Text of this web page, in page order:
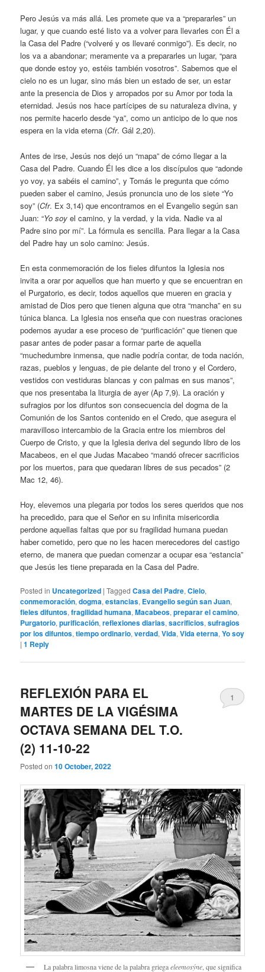
Pero Jesús va más allá. Les promete que va a “prepararles” un
lugar, y que cuando esté listo va a volver para llevarles con Él a
la Casa del Padre (“volveré y os llevaré conmigo”). Es decir, no
los va a abandonar; meramente va a prepararles un lugar, “para
que donde estoy yo, estéis también vosotros”. Sabemos que el
cielo no es un lugar, sino más bien un estado de ser, un estar
ante la presencia de Dios y arropados por su Amor por toda la
eternidad. Jesús nos hace partícipes de su naturaleza divina, y
nos permite hacerlo desde “ya”, como un anticipo de lo que nos
espera en la vida eterna (Cfr. Gál 2,20).
Antes de irse, Jesús nos dejó un “mapa” de cómo llegar a la
Casa del Padre. Cuando Él les dice a los discípulos que “adonde
yo voy, ya sabéis el camino”, y Tomás le pregunta que cómo
pueden saber el camino, Jesús pronuncia uno de los siete “Yo
soy” (Cfr. Ex 3,14) que encontramos en el Evangelio según san
Juan: “Yo soyel camino, y la verdad, y la vida. Nadie va al
Padre sino por mí”. La fórmula es sencilla. Para llegar a la Casa
del Padre hay un solo camino: Jesús.
En esta conmemoración de los fieles difuntos la Iglesia nos
invita a orar por aquellos que han muerto y que se encuentran en
el Purgatorio, es decir, todos aquellos que mueren en gracia y
amistad de Dios pero que tienen alguna que otra “mancha” en su
túnica blanca. La Iglesia nos enseña que con nuestras oraciones
podemos ayudar a ese proceso de “purificación” que tienen que
pasar antes de poder pasar a formar parte de aquella
“muchedumbre inmensa, que nadie podría contar, de toda nación,
razas, pueblos y lenguas, de pie delante del trono y el Cordero,
vestidos con vestiduras blancas y con palmas en sus manos”,
que nos presentaba la liturgia de ayer (Ap 7,9). La oración y
sufragios por los difuntos son consecuencia del dogma de la
Comunión de los Santos contenido en el Credo, que asegura el
maravilloso intercambio de la Gracia entre los miembros del
Cuerpo de Cristo, y que la Iglesia deriva del segundo libro de los
Macabeos, en el que Judas Macabeo “mandó ofrecer sacrificios
por los muertos, para que quedaran libres de sus pecados” (2
Mac 12, 46).
Hoy, elevemos una plegaria por todos los seres queridos que nos
ha precedido, para que el Señor en su infinita misericordia
perdone aquellas faltas que por su fragilidad humana puedan
haber cometido, pero que no les hacen merecedores del castigo
eterno, de manera que puedan comenzar a ocupar esa “estancia”
que Jesús les tiene preparada en la Casa del Padre.
Posted in Uncategorized |Tagged Casa del Padre,Cielo,
conmemoración,dogma,estancias, Evangelio según san Juan,
fieles difuntos,fragilidad humana,Macabeos,preparar el camino,
Purgatorio,purificación,reflexiones diarias,sacrificios,sufragios
por los difuntos,tiempo ordinario,verdad,Vida,Vida eterna,Yo soy
|1 Reply
REFLEXIÓN PARA EL
MARTES DE LA VIGÉSIMA
OCTAVA SEMANA DEL T.O.
(2) 11-10-22
Posted on10 October, 2022
1
La palabra limosna viene de la palabra griegaeleemosýne , que significa